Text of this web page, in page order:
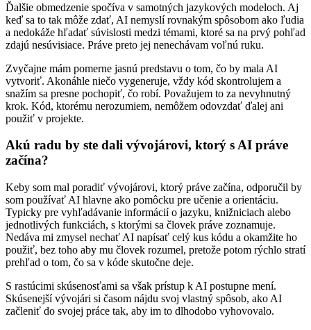
Ďalšie obmedzenie spočíva v samotných jazykových modeloch. Aj
keď sa to tak môže zdať, AI nemyslí rovnakým spôsobom ako ľudia
a nedokáže hľadať súvislosti medzi témami, ktoré sa na prvý pohľad
zdajú nesúvisiace. Práve preto jej nenechávam voľnú ruku.
Zvyčajne mám pomerne jasnú predstavu o tom, čo by mala AI
vytvoriť. Akonáhle niečo vygeneruje, vždy kód skontrolujem a
snažím sa presne pochopiť, čo robí. Považujem to za nevyhnutný
krok. Kód, ktorému nerozumiem, nemôžem odovzdať ďalej ani
použiť v projekte.
Akú radu by ste dali vývojárovi, ktorý s AI práve
začína?
Keby som mal poradiť vývojárovi, ktorý práve začína, odporučil by
som používať AI hlavne ako pomôcku pre učenie a orientáciu.
Typicky pre vyhľadávanie informácií o jazyku, knižniciach alebo
jednotlivých funkciách, s ktorými sa človek práve zoznamuje.
Nedáva mi zmysel nechať AI napísať celý kus kódu a okamžite ho
použiť, bez toho aby mu človek rozumel, pretože potom rýchlo stratí
prehľad o tom, čo sa v kóde skutočne deje.
S rastúcimi skúsenosťami sa však prístup k AI postupne mení.
Skúsenejší vývojári si časom nájdu svoj vlastný spôsob, ako AI
začleniť do svojej práce tak, aby im to dlhodobo vyhovovalo.